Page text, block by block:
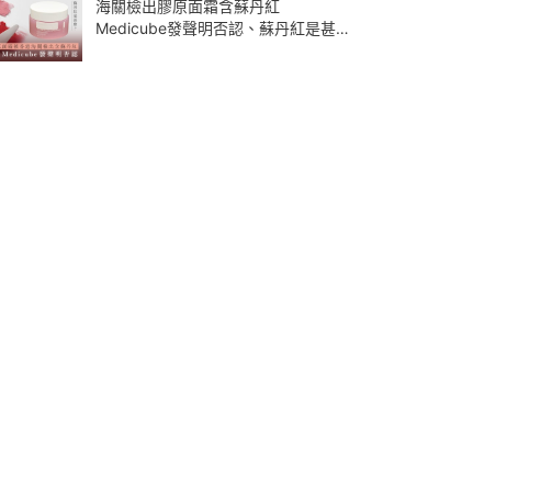
海關檢出膠原面霜含蘇丹紅
Medicube發聲明否認、蘇丹紅是甚